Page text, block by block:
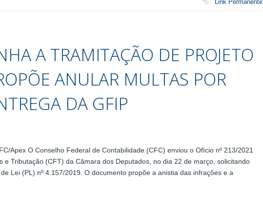
Link Permanente
A TRAMITAÇÃO DE PROJETO
ANULAR MULTAS POR
DA GFIP
Apex O Conselho Federal de Contabilidade (CFC) enviou o Ofício nº 213/2021
e Tributação (CFT) da Câmara dos Deputados, no dia 22 de março, solicitando
Lei (PL) nº 4.157/2019. O documento propõe a anistia das infrações e a